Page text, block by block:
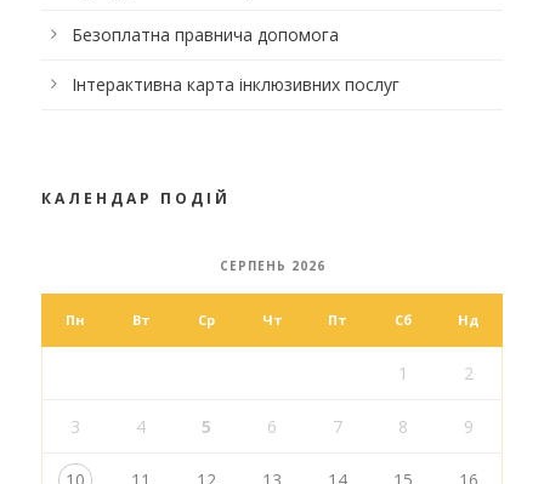
Безоплатна правнича допомога
Інтерактивна карта інклюзивних послуг
КАЛЕНДАР ПОДІЙ
СЕРПЕНЬ 2026
Пн Вт Ср Чт Пт Сб Нд
1 2
3 4 5 6 7 8 9
10 11 12 13 14 15 16